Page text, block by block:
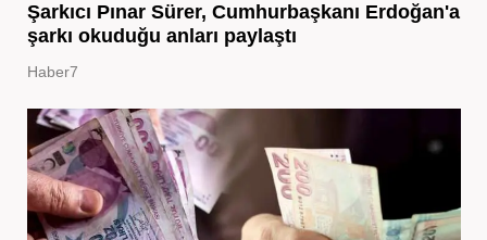
Şarkıcı Pınar Sürer, Cumhurbaşkanı Erdoğan'a
şarkı okuduğu anları paylaştı
Haber7